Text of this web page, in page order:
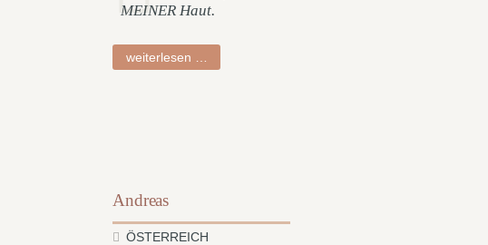
MEINER Haut.
weiterlesen …
Andreas
ÖSTERREICH